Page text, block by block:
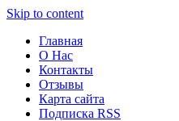
Skip to content
Главная
О Нас
Контакты
Отзывы
Карта сайта
Подписка RSS